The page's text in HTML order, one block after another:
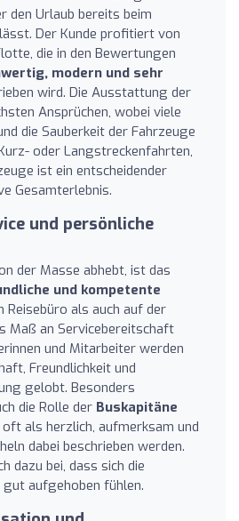
den Urlaub bereits beim
Der Kunde profitiert von
die in den Bewertungen
modern und sehr
wird. Die Ausstattung der
Ansprüchen, wobei viele
die Sauberkeit der Fahrzeuge
oder Langstreckenfahrten,
ist ein entscheidender
Gesamterlebnis.
und persönliche
der Masse abhebt, ist das
und kompetente
Reisebüro als auch auf der
Maß an Servicebereitschaft
und Mitarbeiter werden
Freundlichkeit und
gelobt. Besonders
die Rolle der Buskapitäne
oft als herzlich, aufmerksam und
dabei beschrieben werden.
dazu bei, dass sich die
gut aufgehoben fühlen.